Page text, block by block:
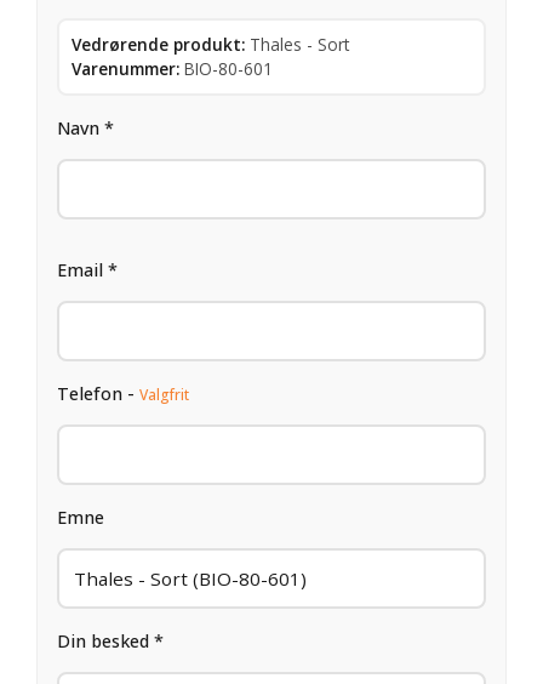
Vedrørende produkt: Thales - Sort
Varenummer: BIO-80-601
Navn *
Email *
Telefon - Valgfrit
Emne
Din besked *